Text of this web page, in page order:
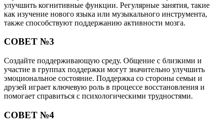
улучшить когнитивные функции. Регулярные занятия, такие
как изучение нового языка или музыкального инструмента,
также способствуют поддержанию активности мозга.
СОВЕТ №3
Создайте поддерживающую среду. Общение с близкими и
участие в группах поддержки могут значительно улучшить
эмоциональное состояние. Поддержка со стороны семьи и
друзей играет ключевую роль в процессе восстановления и
помогает справиться с психологическими трудностями.
СОВЕТ №4